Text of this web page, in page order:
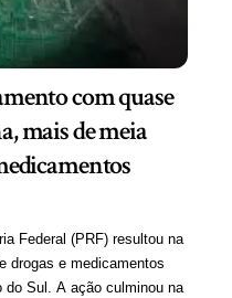
com quase
mais de meia
Federal (PRF) resultou na
drogas e medicamentos
do Sul. A ação culminou na